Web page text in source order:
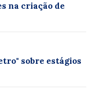
na criação de
sobre estágios